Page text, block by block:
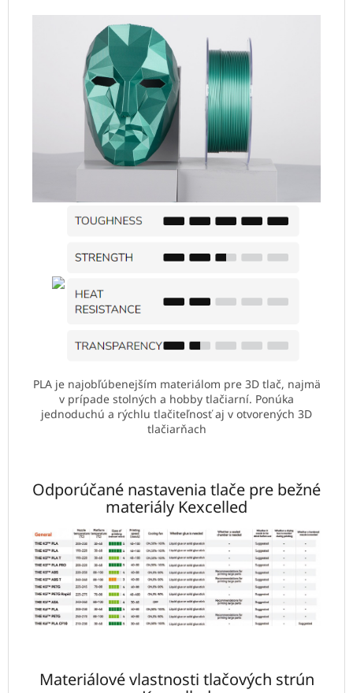
PLA je najobľúbenejším materiálom pre 3D tlač, najmä
v prípade stolných a hobby tlačiarní. Ponúka
jednoduchú a rýchlu tlačiteľnosť aj v otvorených 3D
tlačiarňach
Odporúčané nastavenia tlače pre bežné
materiály Kexcelled
Materiálové vlastnosti tlačových strún